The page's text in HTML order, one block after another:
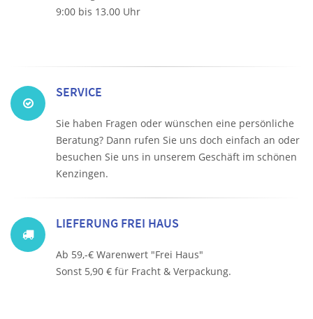
9:00 bis 13.00 Uhr
SERVICE
Sie haben Fragen oder wünschen eine persönliche
Beratung? Dann rufen Sie uns doch einfach an oder
besuchen Sie uns in unserem Geschäft im schönen
Kenzingen.
LIEFERUNG FREI HAUS
Ab 59,-€ Warenwert "Frei Haus"
Sonst 5,90 € für Fracht & Verpackung.